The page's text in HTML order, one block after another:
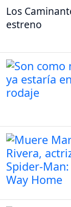
Los
estreno